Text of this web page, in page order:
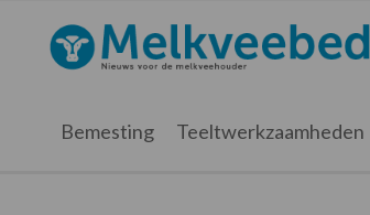
hoofdnavigatie
hoofd
eerste
voettekst
Melkveebedrijf.nl
Bemesting Teeltwerkzaamheden